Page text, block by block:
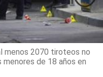
menos 2070 tiroteos no
de 18 años en